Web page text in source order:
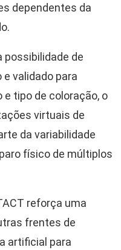
dependentes da
possibilidade de
validado para
tipo de coloração, o
virtuais de
da variabilidade
físico de múltiplos
reforça uma
frentes de
artificial para